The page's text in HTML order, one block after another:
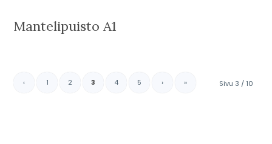
Mantelipuisto A1
Sivu 3 / 10
‹ 1 2 3 4 5 › »